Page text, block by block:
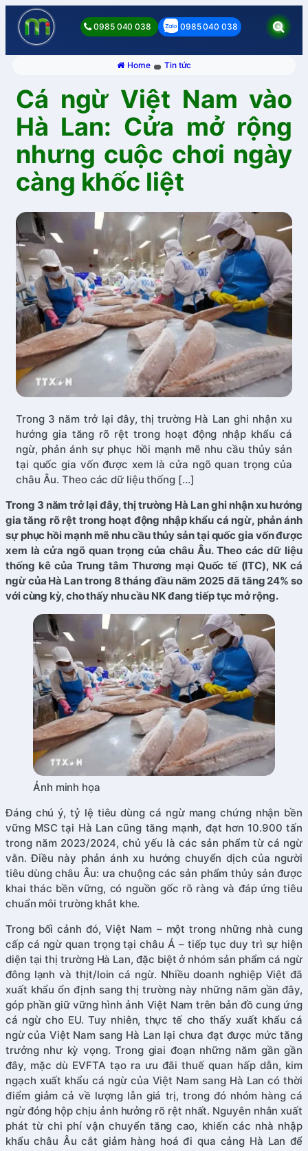
0985 040 038 0985 040 038
Home Tin tức
Cá ngừ Việt Nam vào
Hà Lan: Cửa mở rộng
nhưng cuộc chơi ngày
càng khốc liệt
Trong 3 năm trở lại đây, thị trường Hà Lan ghi nhận xu
hướng gia tăng rõ rệt trong hoạt động nhập khẩu cá
ngừ, phản ánh sự phục hồi mạnh mẽ nhu cầu thủy sản
tại quốc gia vốn được xem là cửa ngõ quan trọng của
châu Âu. Theo các dữ liệu thống […]
Trong 3 năm trở lại đây, thị trường Hà Lan ghi nhận xu hướng
gia tăng rõ rệt trong hoạt động nhập khẩu cá ngừ, phản ánh
sự phục hồi mạnh mẽ nhu cầu thủy sản tại quốc gia vốn được
xem là cửa ngõ quan trọng của châu Âu. Theo các dữ liệu
thống kê của Trung tâm Thương mại Quốc tế (ITC), NK cá
ngừ của Hà Lan trong 8 tháng đầu năm 2025 đã tăng 24% so
với cùng kỳ, cho thấy nhu cầu NK đang tiếp tục mở rộng.
Ảnh minh họa
Đáng chú ý, tỷ lệ tiêu dùng cá ngừ mang chứng nhận bền
vững MSC tại Hà Lan cũng tăng mạnh, đạt hơn 10.900 tấn
trong năm 2023/2024, chủ yếu là các sản phẩm từ cá ngừ
vằn. Điều này phản ánh xu hướng chuyển dịch của người
tiêu dùng châu Âu: ưa chuộng các sản phẩm thủy sản được
khai thác bền vững, có nguồn gốc rõ ràng và đáp ứng tiêu
chuẩn môi trường khắt khe.
Trong bối cảnh đó, Việt Nam – một trong những nhà cung
cấp cá ngừ quan trọng tại châu Á – tiếp tục duy trì sự hiện
diện tại thị trường Hà Lan, đặc biệt ở nhóm sản phẩm cá ngừ
đông lạnh và thịt/loin cá ngừ. Nhiều doanh nghiệp Việt đã
xuất khẩu ổn định sang thị trường này những năm gần đây,
góp phần giữ vững hình ảnh Việt Nam trên bản đồ cung ứng
cá ngừ cho EU. Tuy nhiên, thực tế cho thấy xuất khẩu cá
ngừ của Việt Nam sang Hà Lan lại chưa đạt được mức tăng
trưởng như kỳ vọng. Trong giai đoạn những năm gần gần
đây, mặc dù EVFTA tạo ra ưu đãi thuế quan hấp dẫn, kim
ngạch xuất khẩu cá ngừ của Việt Nam sang Hà Lan có thời
điểm giảm cả về lượng lẫn giá trị, trong đó nhóm hàng cá
ngừ đóng hộp chịu ảnh hưởng rõ rệt nhất. Nguyên nhân xuất
phát từ chi phí vận chuyển tăng cao, khiến các nhà nhập
khẩu châu Âu cắt giảm hàng hoá đi qua cảng Hà Lan để